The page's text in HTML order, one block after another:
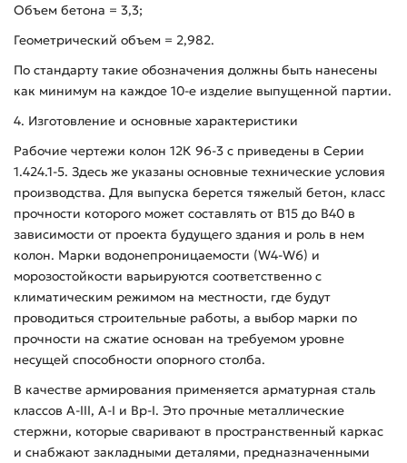
Объем бетона = 3,3;
Геометрический объем = 2,982.
По стандарту такие обозначения должны быть нанесены
как минимум на каждое 10-е изделие выпущенной партии.
4. Изготовление и основные характеристики
Рабочие чертежи колон 12К 96-3 с приведены в Серии
1.424.1-5. Здесь же указаны основные технические условия
производства. Для выпуска берется тяжелый бетон, класс
прочности которого может составлять от В15 до В40 в
зависимости от проекта будущего здания и роль в нем
колон. Марки водонепроницаемости (W4-W6) и
морозостойкости варьируются соответственно с
климатическим режимом на местности, где будут
проводиться строительные работы, а выбор марки по
прочности на сжатие основан на требуемом уровне
несущей способности опорного столба.
В качестве армирования применяется арматурная сталь
классов А-ІІІ, А-І и Вр-І. Это прочные металлические
стержни, которые сваривают в пространственный каркас
и снабжают закладными деталями, предназначенными